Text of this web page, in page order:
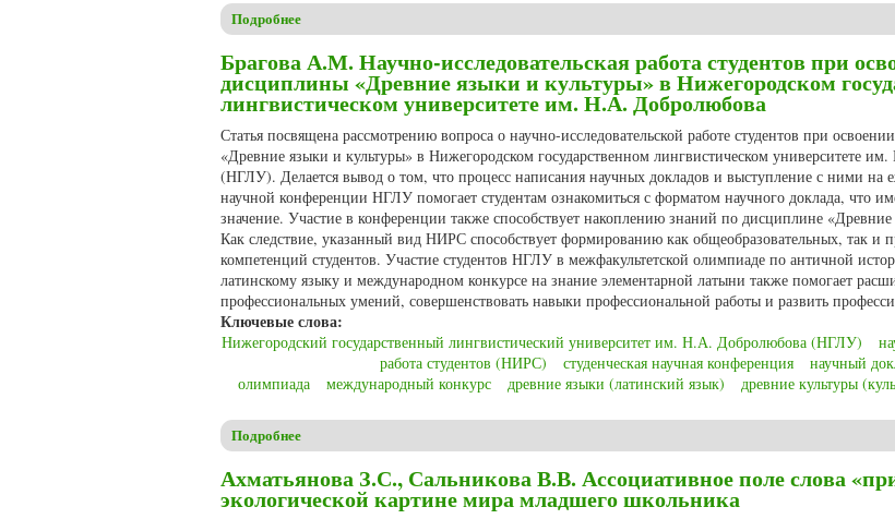
Подробнее
Брагова А.М. Научно-исследовательская работа студентов при
дисциплины «Древние языки и культуры» в Нижегородском
лингвистическом университете им. Н.А. Добролюбова
Статья посвящена рассмотрению вопроса о научно-исследовательской работе студентов при
«Древние языки и культуры» в Нижегородском государственном лингвистическом университете
(НГЛУ). Делается вывод о том, что процесс написания научных докладов и выступление с ними на
научной конференции НГЛУ помогает студентам ознакомиться с форматом научного доклада, что
значение. Участие в конференции также способствует накоплению знаний по дисциплине
Как следствие, указанный вид НИРС способствует формированию как общеобразовательных, так и
компетенций студентов. Участие студентов НГЛУ в межфакультетской олимпиаде по античной
латинскому языку и международном конкурсе на знание элементарной латыни также помогает
профессиональных умений, совершенствовать навыки профессиональной работы и развить
Ключевые слова:
Нижегородский государственный лингвистический университет им. Н.А. Добролюбова (НГЛУ)
работа студентов (НИРС)
студенческая научная конференция научный
олимпиада
международный конкурс древние языки (латинский язык)
древние культуры
Подробнее
университете им. Н.А. Добролюбова
Ахматьянова З.С., Сальникова В.В. Ассоциативное поле слова
экологической картине мира младшего школьника